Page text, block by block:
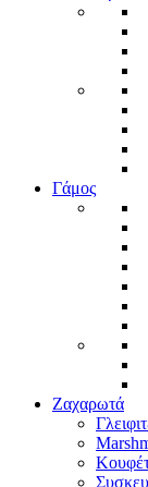
Γάμος
Ζαχαρωτά